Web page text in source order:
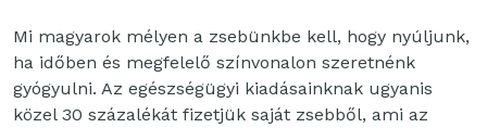
Mi magyarok mélyen a zsebünkbe kell, hogy nyúljunk,
ha időben és megfelelő színvonalon szeretnénk
gyógyulni. Az egészségügyi kiadásainknak ugyanis
közel 30 százalékát fizetjük saját zsebből, ami az